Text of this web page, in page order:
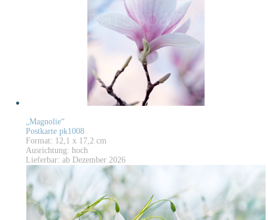
„Magnolie“
Postkarte pk1008
Format: 12,1 x 17,2 cm
Ausrichtung: hoch
Lieferbar: ab Dezember 2026